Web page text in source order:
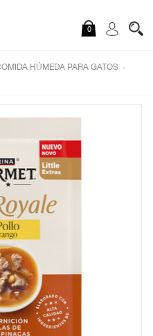
0
HÚMEDA PARA GATOS .